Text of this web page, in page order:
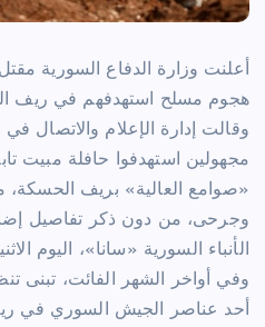
أعلنت وزارة الدفاع السورية
هجوم مسلح استهدفهم في ريف
وقالت إدارة الإعلام والاتصال
مجهولين استهدفوا حافلة مبيت
«صوامع العالية» بريف
وجرحى، من دون ذكر تفاصيل
الأنباء السورية «سانا»، اليوم
وفي أواخر الشهر الفائت، تبنى
أحد عناصر الجيش السوري في